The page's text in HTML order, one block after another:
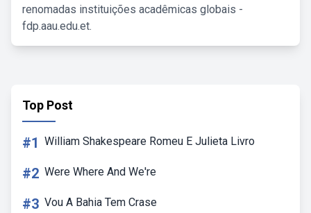
renomadas instituições acadêmicas globais -
fdp.aau.edu.et.
Top Post
#1 William Shakespeare Romeu E Julieta Livro
#2 Were Where And We're
#3 Vou A Bahia Tem Crase